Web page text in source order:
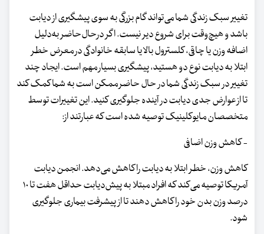
تغییر سبک زندگی شما می‌تواند گام بزرگی به سوی پیشگیری از دیابت
باشد و هیچ‌وقت برای شروع دیر نیست. اگر درحال‌حاضر به‌دلیل
اضافه وزن یا چاقی، کلسترول بالا یا سابقه خانوادگی در معرض خطر
ابتلا به دیابت نوع دو هستید، پیشگیری بسیار مهم است. ایجاد چند
تغییر در سبک زندگی شما در حال حاضر ممکن است به شما کمک کند
تا از عوارض جدی دیابت در آینده جلوگیری کنید. این تغییرات توسط
متخصصان مایوکلینیک توصیه شده است که عبارتند از:
- کاهش وزن اضافی
کاهش وزن، خطر ابتلا به دیابت را کاهش می‌دهد. انجمن دیابت
آمریکا توصیه می‌کند که افراد مبتلا به پیش‌دیابت حداقل هفت تا ۱۰
درصد وزن بدن خود را کاهش دهند تا از پیشرفت بیماری جلوگیری
شود.